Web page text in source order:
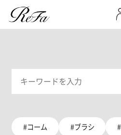
#コーム #ブラシ